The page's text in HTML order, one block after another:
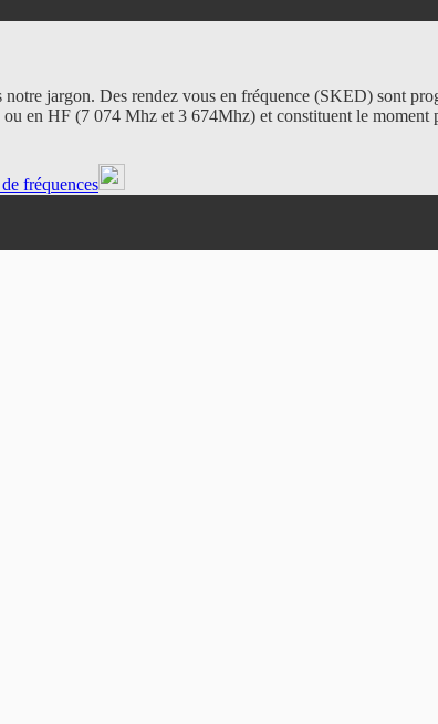
jargon. Des rendez vous en fréquence (SKED) sont
en HF (7 074 Mhz et 3 674Mhz) et constituent le moment
fréquences